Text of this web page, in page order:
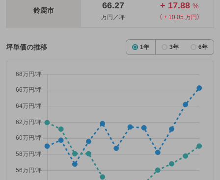
鈴鹿市 66.27
万円／坪
+ 17.88 %
（ + 10.05 万円）
坪単価の推移 1年 3年 6年